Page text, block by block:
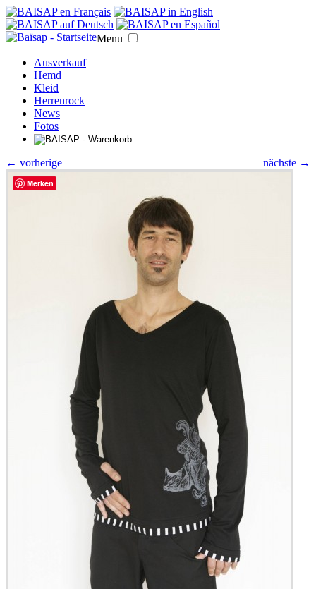
Menu
Ausverkauf
Hemd
Kleid
Herrenrock
News
Fotos
nächste →
← vorherige
Merken